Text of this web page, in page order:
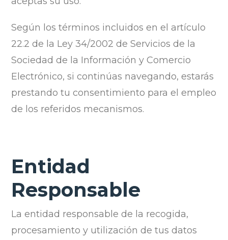
Según los términos incluidos en el artículo
22.2 de la Ley 34/2002 de Servicios de la
Sociedad de la Información y Comercio
Electrónico, si continúas navegando, estarás
prestando tu consentimiento para el empleo
de los referidos mecanismos.
Entidad
Responsable
La entidad responsable de la recogida,
procesamiento y utilización de tus datos